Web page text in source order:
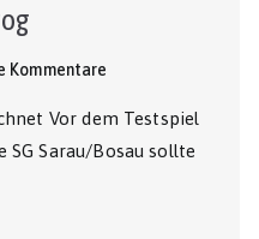
Kommentare
Vor dem Testspiel
SG Sarau/Bosau sollte